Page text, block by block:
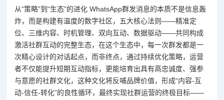
从“策略”到“生态”的进化 WhatsApp群发消息的本质不是信息轰
炸，而是构建有温度的数字社区，五大核心法则——精准定
位、三维内容、时机管理、双向互动、数据驱动——共同构成
激活社群互动的完整生态，在这个生态中，每一次群发都是一
次精心设计的对话起点，而非终点，通过持续优化策略，运营
者不仅能提升短期互动指标，更能培育出具有高忠诚度、强参
与意愿的社群文化，这种文化将反哺品牌价值，形成“内容-互
动-信任-转化”的良性循环，最终实现社群运营的终极目标——